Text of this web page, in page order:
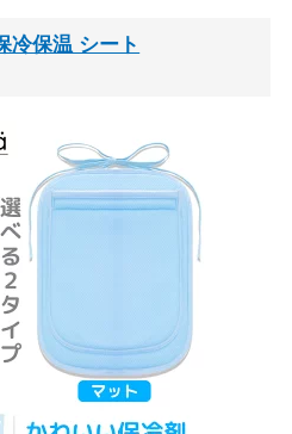
冷保温 シート